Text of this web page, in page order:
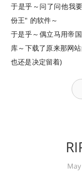
于是乎～问了问他我
份王" 的软件～
于是乎～偶立马用帝
库～下载了原来那网
也还是决定留着)